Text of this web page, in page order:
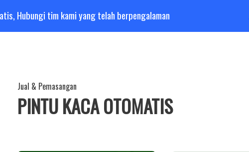
Hubungi tim kami yang telah berpengalaman
Jual & Pemasangan
PINTU KACA OTOMATIS